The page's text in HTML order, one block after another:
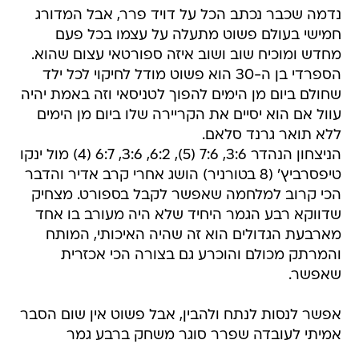
נדמה שכבר נכתב הכל על דויד פרר, אבל המדורג
חמישי בעולם פשוט מתעלה על עצמו בכל פעם
מחדש ומוכיח שוב ושוב איזה ספורטאי עצום שהוא.
הספרדי בן ה-30 הוא פשוט מודל לחיקוי לכל ילד
שחולם ביום מן הימים להפוך לטניסאי וזה באמת יהיה
עוול אם הוא יסיים את הקריירה שלו ביום מן הימים
ללא תואר גרנד סלאם.
הניצחון הנהדר 3:6, 7:6 (5), 6:2, 3:6, 6:7 (4) מול ינקו
טיפסרביץ' (8 בטורניר) הושג אחרי קרב אדיר והדבר
הכי קרוב למלחמה שאפשר לקבל בספורט. מצחיק
שדווקא רבע הגמר היחיד שלא היה מעורב בו אחד
מארבעת הגדולים הוא זה שהיה האיכותי, המותח
והמרתק מכולם והוכרע גם בצורה הכי אכזרית
שאפשר.
אפשר לנסות לנתח ולהבין, אבל פשוט אין שום הסבר
אמיתי לעובדה שפרר סוגר משחק ברבע גמר